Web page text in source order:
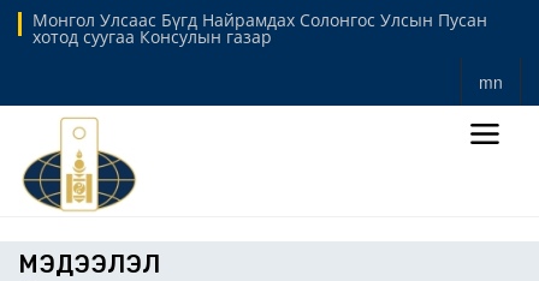
Монгол Улсаас Бүгд Найрамдах Солонгос Улсын Пусан
хотод суугаа Консулын газар
mn
МЭДЭЭЛЭЛ